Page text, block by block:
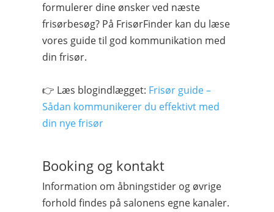
formulerer dine ønsker ved næste
frisørbesøg? På FrisørFinder kan du læse
vores guide til god kommunikation med
din frisør.
👉 Læs blogindlægget: Frisør guide –
Sådan kommunikerer du effektivt med
din nye frisør
Booking og kontakt
Information om åbningstider og øvrige
forhold findes på salonens egne kanaler.